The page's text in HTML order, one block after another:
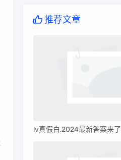
推荐文章
lv真假白,2024最新答案来了